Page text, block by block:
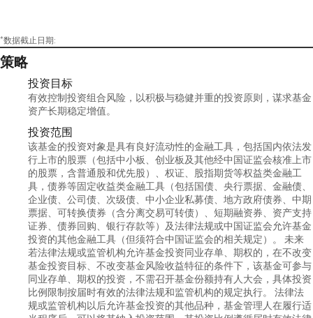
*数据截止日期:
策略
投资目标
有效控制投资组合风险，以积极与稳健并重的投资原则，谋求基金
资产长期稳定增值。
投资范围
该基金的投资对象是具有良好流动性的金融工具，包括国内依法发
行上市的股票（包括中小板、创业板及其他经中国证监会核准上市
的股票，含普通股和优先股）、权证、股指期货等权益类金融工
具，债券等固定收益类金融工具（包括国债、央行票据、金融债、
企业债、公司债、次级债、中小企业私募债、地方政府债券、中期
票据、可转换债券（含分离交易可转债）、短期融资券、资产支持
证券、债券回购、银行存款等）及法律法规或中国证监会允许基金
投资的其他金融工具（但须符合中国证监会的相关规定）。 未来
若法律法规或监管机构允许基金投资同业存单、期权的，在不改变
基金投资目标、不改变基金风险收益特征的条件下，该基金可参与
同业存单、期权的投资，不需召开基金份额持有人大会，具体投资
比例限制按届时有效的法律法规和监管机构的规定执行。 法律法
规或监管机构以后允许基金投资的其他品种，基金管理人在履行适